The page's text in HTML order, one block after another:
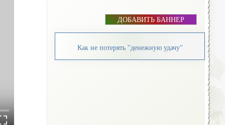
ДОБАВИТЬ БАННЕР
Как не потерять "денежную удачу"